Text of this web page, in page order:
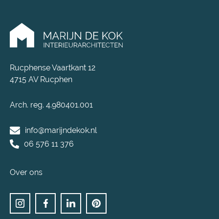
Rucphense Vaartkant 12
4715 AV Rucphen
Arch. reg. 4.980401.001
info@marijndekok.nl
06 576 11 376
Over ons